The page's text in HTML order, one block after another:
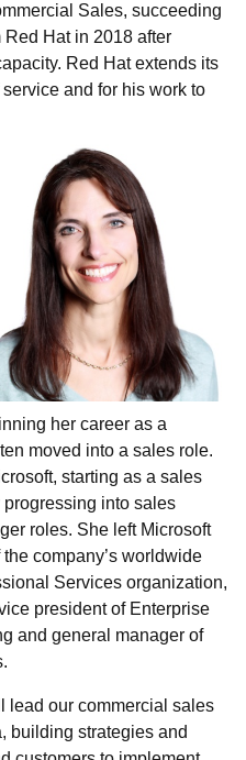
Sales, succeeding
Hat in 2018 after
Red Hat extends its
and for his work to
her career as a
moved into a sales role.
starting as a sales
into sales
roles. She left Microsoft
company’s worldwide
Services organization,
president of Enterprise
and general manager of
lead our commercial sales
building strategies and